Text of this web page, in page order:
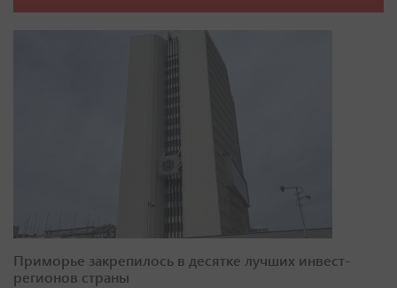
Приморье закрепилось в десятке лучших инвест-
регионов страны